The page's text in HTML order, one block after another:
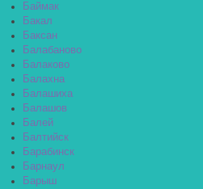
Баймак
Бакал
Баксан
Балабаново
Балаково
Балахна
Балашиха
Балашов
Балей
Балтийск
Барабинск
Барнаул
Барыш